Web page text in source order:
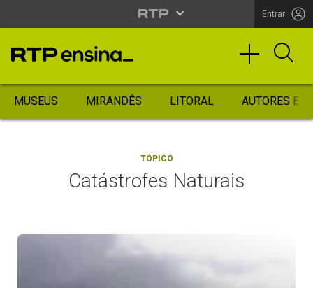
Entrar
MUSEUS MIRANDÊS LITORAL AUTORES
TÓPICO
Catástrofes Naturais